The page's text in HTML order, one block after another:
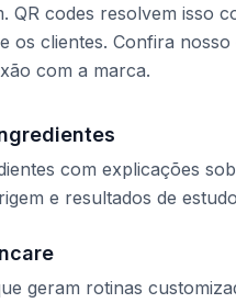
QR codes resolvem isso
os clientes. Confira nosso
com a marca.
com explicações
e resultados de
geram rotinas